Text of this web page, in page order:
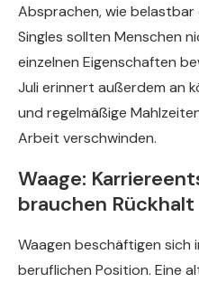
Absprachen, wie belastbar
Singles sollten Menschen
einzelnen Eigenschaften
Juli erinnert außerdem an
und regelmäßige
Arbeit verschwinden.
Waage:
brauchen Rückhalt
Waagen beschäftigen sich
beruflichen Position. Eine